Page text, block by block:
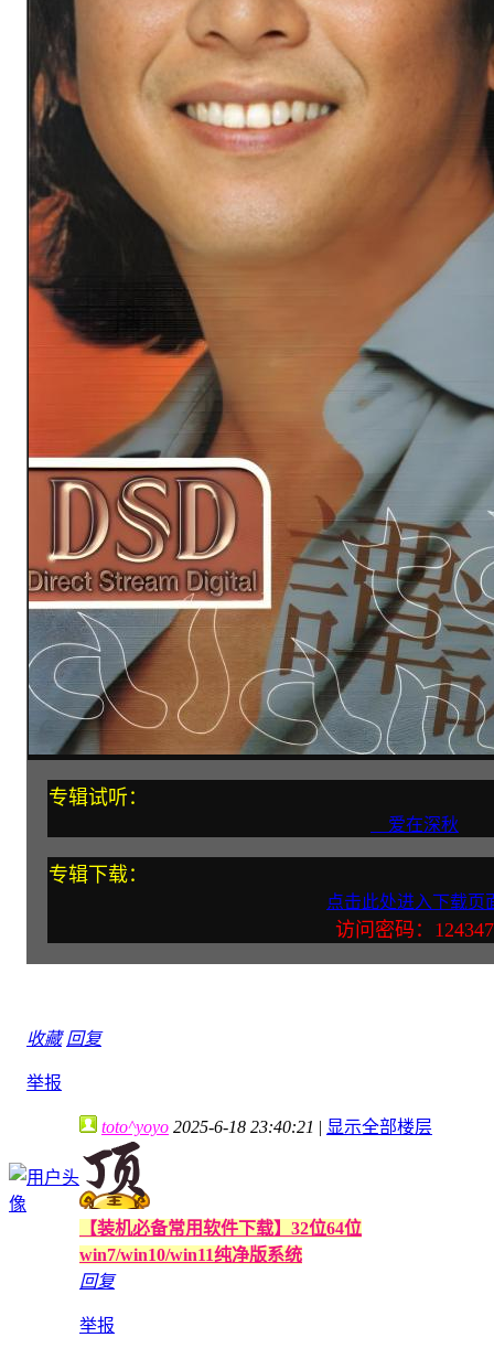
专辑试听：
爱在深秋
专辑下载：
点击此处进入下载页
访问密码：124347
收藏 回复
举报
toto^yoyo 2025-6-18 23:40:21 | 显示全部楼层
【装机必备常用软件下载】32位64位
win7/win10/win11纯净版系统
回复
举报